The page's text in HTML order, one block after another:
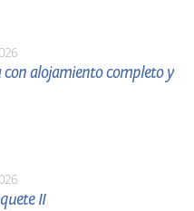
con alojamiento completo y
II